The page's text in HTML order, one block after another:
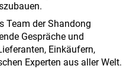
Team der Shandong
Gespräche und
Einkäufern,
Experten aus aller Welt.